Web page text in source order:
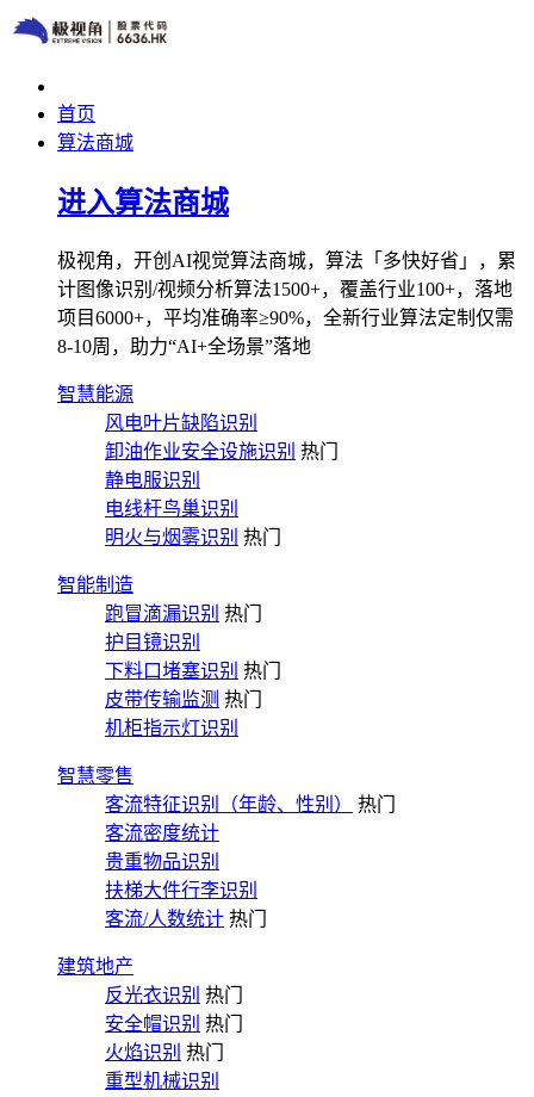
首页
算法商城
进入算法商城
极视角，开创AI视觉算法商城，算法「多快好省」，累
计图像识别/视频分析算法1500+，覆盖行业100+，落地
项目6000+，平均准确率≥90%，全新行业算法定制仅需
8-10周，助力“AI+全场景”落地
智慧能源
风电叶片缺陷识别
卸油作业安全设施识别 热门
静电服识别
电线杆鸟巢识别
明火与烟雾识别 热门
智能制造
跑冒滴漏识别 热门
护目镜识别
下料口堵塞识别 热门
皮带传输监测 热门
机柜指示灯识别
智慧零售
客流特征识别（年龄、性别）
热门
客流密度统计
贵重物品识别
扶梯大件行李识别
客流/人数统计 热门
建筑地产
反光衣识别 热门
安全帽识别 热门
火焰识别 热门
重型机械识别